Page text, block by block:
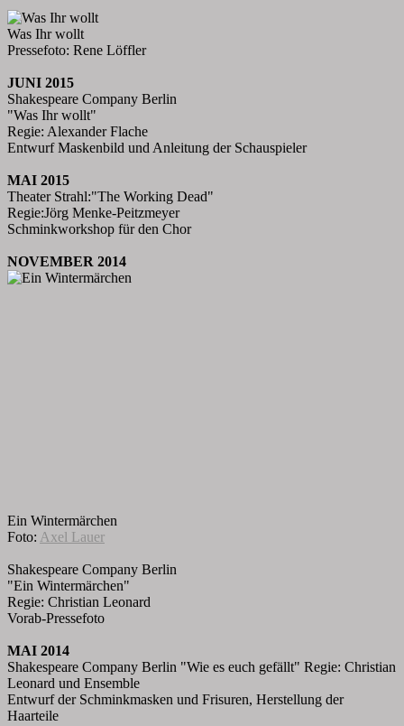
Was Ihr wollt
Pressefoto: Rene Löffler
JUNI 2015
Shakespeare Company Berlin
"Was Ihr wollt"
Regie: Alexander Flache
Entwurf Maskenbild und Anleitung der Schauspieler
MAI 2015
Theater Strahl:"The Working Dead"
Regie:Jörg Menke-Peitzmeyer
Schminkworkshop für den Chor
NOVEMBER 2014
Ein Wintermärchen
Foto: Axel Lauer
Shakespeare Company Berlin
"Ein Wintermärchen"
Regie: Christian Leonard
Vorab-Pressefoto
MAI 2014
Shakespeare Company Berlin "Wie es euch gefällt" Regie: Christian
Leonard und Ensemble
Entwurf der Schminkmasken und Frisuren, Herstellung der
Haarteile